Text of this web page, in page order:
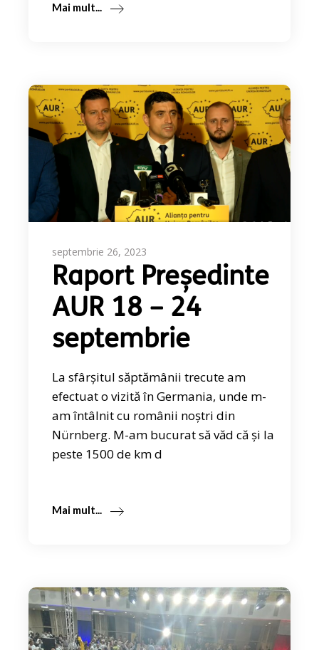
Mai mult...
septembrie 26, 2023
Raport Președinte
AUR 18 – 24
septembrie
La sfârșitul săptămânii trecute am
efectuat o vizită în Germania, unde m-
am întâlnit cu românii noștri din
Nürnberg. M-am bucurat să văd că și la
peste 1500 de km d
Mai mult...